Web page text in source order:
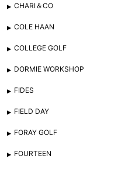
CHARI＆CO
COLE HAAN
COLLEGE GOLF
DORMIE WORKSHOP
FIDES
FIELD DAY
FORAY GOLF
FOURTEEN